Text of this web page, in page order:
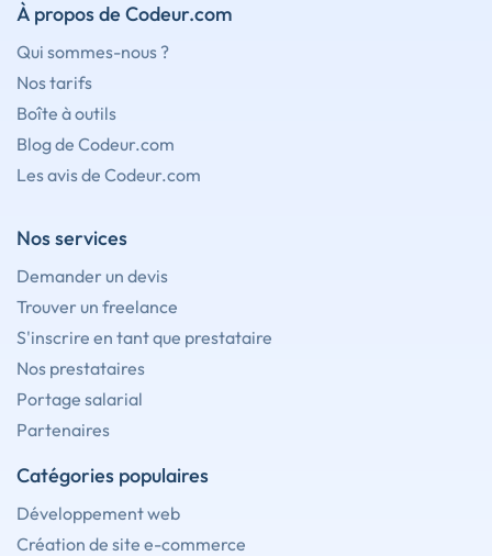
À propos de Codeur.com
Qui sommes-nous ?
Nos tarifs
Boîte à outils
Blog de Codeur.com
Les avis de Codeur.com
Nos services
Demander un devis
Trouver un freelance
S'inscrire en tant que prestataire
Nos prestataires
Portage salarial
Partenaires
Catégories populaires
Développement web
Création de site e-commerce